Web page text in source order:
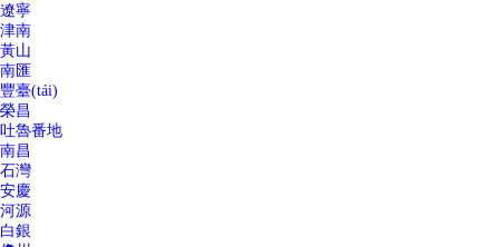
遼寧
津南
黃山
南匯
豐臺(tái)
榮昌
吐魯番地
南昌
石灣
安慶
河源
白銀